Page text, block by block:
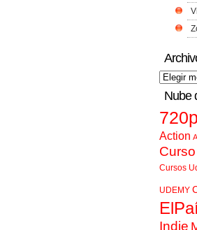
Nube
Action
Cursos
UDEMY
Indie